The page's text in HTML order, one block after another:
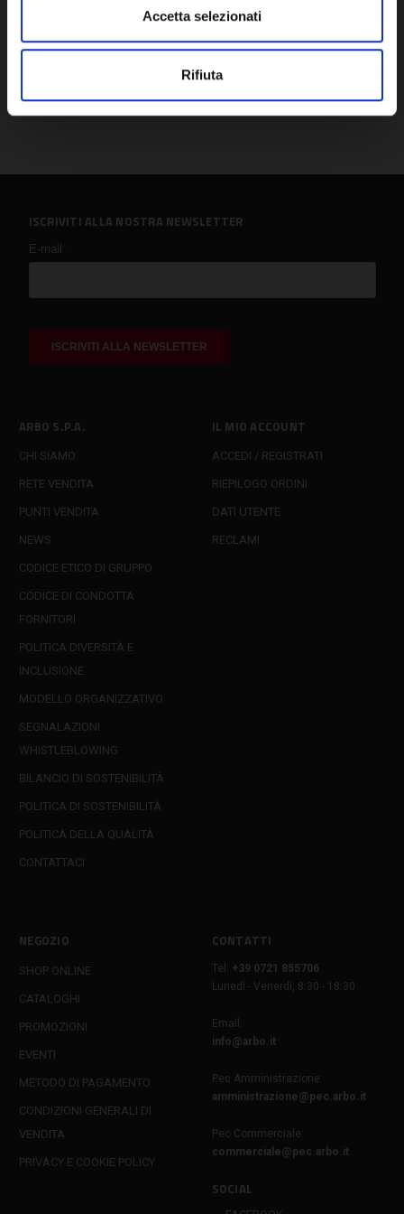
Accetta selezionati
Rifiuta
ARBO S.P.A.
CHI SIAMO
RETE VENDITA
PUNTI VENDITA
NEWS
CODICE ETICO DI GRUPPO
CODICE DI CONDOTTA
FORNITORI
POLITICA DIVERSITÀ E
INCLUSIONE
MODELLO ORGANIZZATIVO
SEGNALAZIONI
WHISTLEBLOWING
BILANCIO DI SOSTENIBILITÀ
POLITICA DI SOSTENIBILITÀ
POLITICA DELLA QUALITÀ
CONTATTACI
IL MIO ACCOUNT
ACCEDI / REGISTRATI
RIEPILOGO ORDINI
DATI UTENTE
RECLAMI
NEGOZIO
SHOP ONLINE
CATALOGHI
PROMOZIONI
EVENTI
METODO DI PAGAMENTO
CONDIZIONI GENERALI DI
VENDITA
PRIVACY E COOKIE POLICY
CONTATTI
Tel:
+39 0721 855706
Lunedì - Venerdì, 8:30 - 18:30
Email:
info@arbo.it
Pec Amministrazione:
amministrazione@pec.arbo.it
Pec Commerciale:
commerciale@pec.arbo.it
SOCIAL
ISCRIVITI ALLA NOSTRA NEWSLETTER